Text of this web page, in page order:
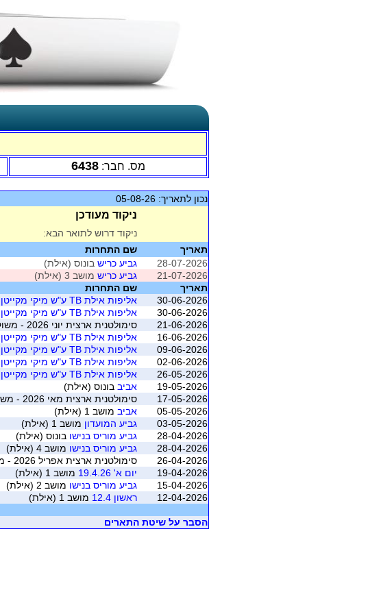
מס. חבר:6438
נכון לתאריך: 05-08-26
ניקוד מעודכן
ניקוד דרוש לתואר הבא:
תאריך
שם התחרות
28-07-2026
גביע כריש בונוס (אילת)
21-07-2026
גביע כריש מושב 3 (אילת)
תאריך
שם התחרות
30-06-2026
אליפות אילת TB ע"ש מיקי מקייטן
30-06-2026
אליפות אילת TB ע"ש מיקי מקייטן
21-06-2026
סימולטנית ארצית יוני 2026 - משוקלל מושב 1 (התאגדות ישראלית לברידג)
16-06-2026
אליפות אילת TB ע"ש מיקי מקייטן
09-06-2026
אליפות אילת TB ע"ש מיקי מקייטן
02-06-2026
אליפות אילת TB ע"ש מיקי מקייטן
26-05-2026
אליפות אילת TB ע"ש מיקי מקייטן
19-05-2026
אביב בונוס (אילת)
17-05-2026
סימולטנית ארצית מאי 2026 - משוקלל מושב 1 (התאגדות ישראלית לברידג)
05-05-2026
אביב מושב 1 (אילת)
03-05-2026
גביע המועדון מושב 1 (אילת)
28-04-2026
גביע מוריס בנישו בונוס (אילת)
28-04-2026
גביע מוריס בנישו מושב 4 (אילת)
26-04-2026
סימולטנית ארצית אפריל 2026 - משוקלל מושב 1 (התאגדות ישראלית לברידג)
19-04-2026
יום א' 19.4.26 מושב 1 (אילת)
15-04-2026
גביע מוריס בנישו מושב 2 (אילת)
12-04-2026
ראשון 12.4 מושב 1 (אילת)
הסבר על שיטת התארים